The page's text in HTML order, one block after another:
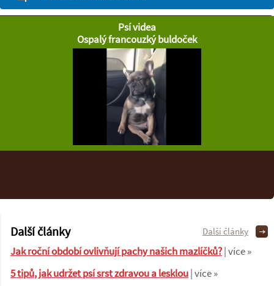
Psí videa
Ospalý francouzký buldoček
Další články
Jak roční období ovlivňují pachy našich mazlíčků?| více »
5 tipů, jak udržet psí srst zdravou a lesklou| více »
Další články